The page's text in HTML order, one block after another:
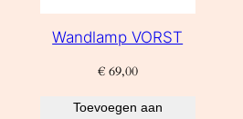
Wandlamp VORST
€69,00
Toevoegen aan